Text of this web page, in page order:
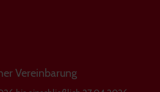
Vereinbarung